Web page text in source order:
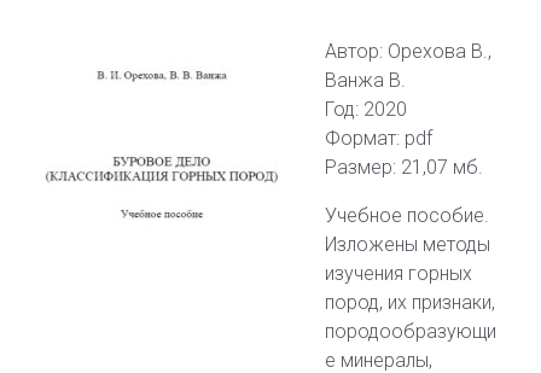
Автор: Орехова В.,
Ванжа В.
Год: 2020
Формат: pdf
Размер: 21,07 мб.
Учебное пособие.
Изложены методы
изучения горных
пород, их признаки,
породообразующи
е минералы,